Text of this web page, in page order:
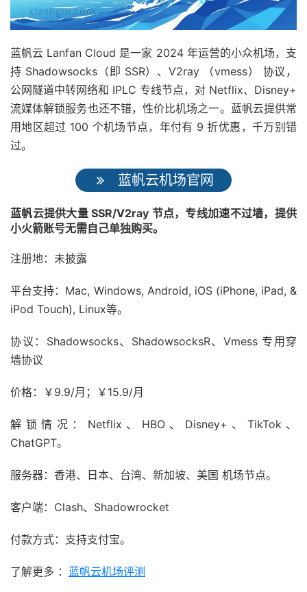
蓝帆云 Lanfan Cloud 是一家 2024 年运营的小众机场，支
持 Shadowsocks（即 SSR）、V2ray （vmess） 协议，
公网隧道中转网络和 IPLC 专线节点，对 Netflix、Disney+
流媒体解锁服务也还不错，性价比机场之一。蓝帆云提供常
用地区超过 100 个机场节点，年付有 9 折优惠，千万别错
过。
蓝帆云机场官网
蓝帆云提供大量 SSR/V2ray 节点，专线加速不过墙，提供
小火箭账号无需自己单独购买。
注册地：未披露
平台支持：Mac, Windows, Android, iOS (iPhone, iPad, &
iPod Touch), Linux等。
协议：Shadowsocks、ShadowsocksR、Vmess 专用穿
墙协议
价格：￥9.9/月；￥15.9/月
解锁情况：Netflix、HBO、Disney+、TikTok、
ChatGPT。
服务器：香港、日本、台湾、新加坡、美国 机场节点。
客户端：Clash、Shadowrocket
付款方式：支持支付宝。
了解更多 ： 蓝帆云机场评测